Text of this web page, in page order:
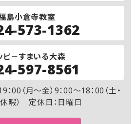
島小倉寺教室
573-1362
ピ－すまいる大森
597-8561
：00（月～金）9：00～18：00（土・
暇） 定休日：日曜日